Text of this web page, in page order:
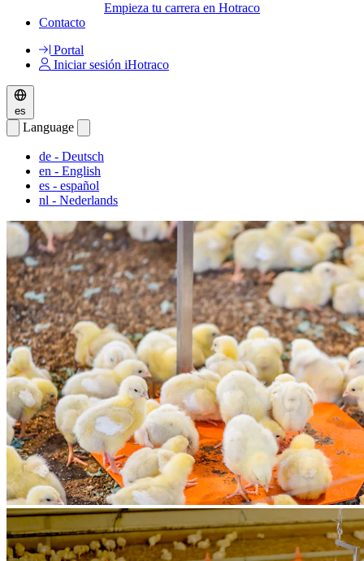
Empieza tu carrera en Hotraco
Contacto
Portal
Iniciar sesión iHotraco
es
Language
de - Deutsch
en - English
es - español
nl - Nederlands